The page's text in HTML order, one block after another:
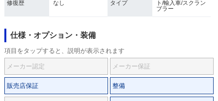
修復歴 なし タイプ
ト/輸入車/スクラン
ブラー
仕様・オプション・装備
項目をタップすると、説明が表示されます
メーカー認定 メーカー保証
販売店保証 整備